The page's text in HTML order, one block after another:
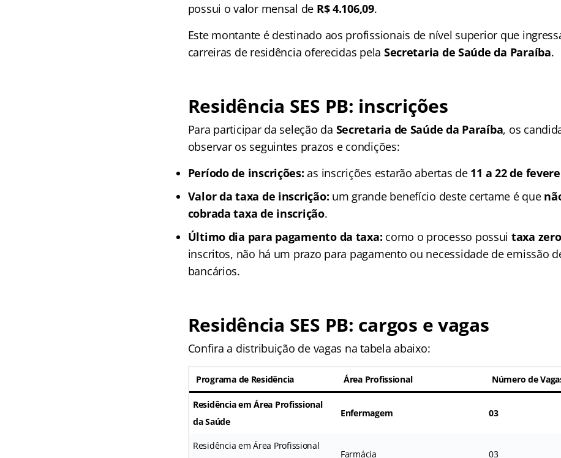
possui o valor mensal de R$ 4.106,09.
Este montante é destinado aos profissionais de nível superior que
carreiras de residência oferecidas pela Secretaria de Saúde da Paraíba.
Residência SES PB: inscrições
Para participar da seleção da Secretaria de Saúde da Paraíba, os
observar os seguintes prazos e condições:
Período de inscrições: as inscrições estarão abertas de 11 a 22 de
Valor da taxa de inscrição: um grande benefício deste certame é que
cobrada taxa de inscrição.
Último dia para pagamento da taxa: como o processo possui taxa zero
inscritos, não há um prazo para pagamento ou necessidade de emissão
bancários.
Residência SES PB: cargos e vagas
Confira a distribuição de vagas na tabela abaixo:
Programa de Residência Área Profissional Número de
Residência em Área Profissional
da Saúde
Enfermagem 03
Residência em Área Profissional
Farmácia 03